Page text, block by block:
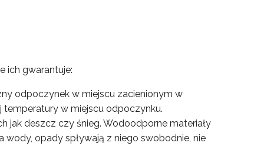
ich gwarantuje:
odpoczynek w miejscu zacienionym w
temperatury w miejscu odpoczynku.
jak deszcz czy śnieg. Wodoodporne materiały
opady spływają z niego swobodnie, nie